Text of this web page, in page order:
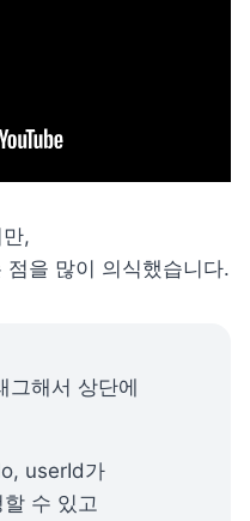
,
점을 많이 의식했습니다.
그해서 상단에
userId가
수 있고